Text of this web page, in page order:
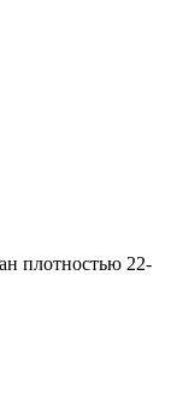
плотностью 22-